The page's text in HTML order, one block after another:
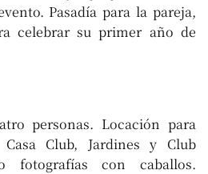
Pasadía para la pareja,
celebrar su primer año de
personas. Locación para
Club, Jardines y Club
fotografías con caballos.